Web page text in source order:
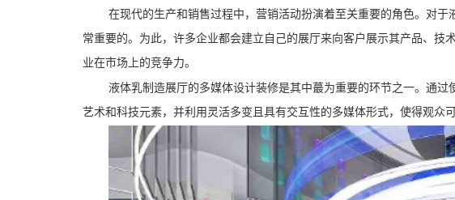
在现代的生产和销售过程中，营销活动扮演着至关重要的角色。对
常重要的。为此，许多企业都会建立自己的展厅来向客户展示其产品、
业在市场上的竞争力。
液体乳制造展厅的多媒体设计装修是其中蕞为重要的环节之一。通
艺术和科技元素，并利用灵活多变且具有交互性的多媒体形式，使得观众